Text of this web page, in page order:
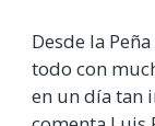
Desde la
todo con
en un día tan